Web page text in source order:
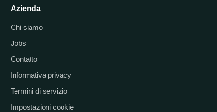
Azienda
Chi siamo
Jobs
Contatto
Informativa privacy
Termini di servizio
Impostazioni cookie